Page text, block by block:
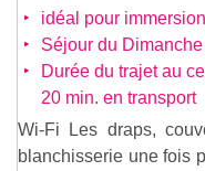
idéal pour immersion
Séjour du
Durée du trajet au
20 min. en transport
Wi-Fi Les draps,
blanchisserie une fois